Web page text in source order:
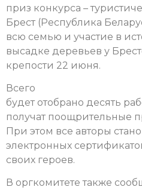
приз конкурса –
Брест (Республика
всю семью и участие в
высадке деревьев у
крепости 22 июня.
Всего
будет отобрано десять
получат поощрительные
При этом все авторы
электронных
своих героев.
В оргкомитете также